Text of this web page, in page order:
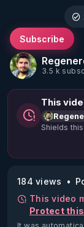
3.5 k
Subscribe
This
Shields
184 views
This video
Protect